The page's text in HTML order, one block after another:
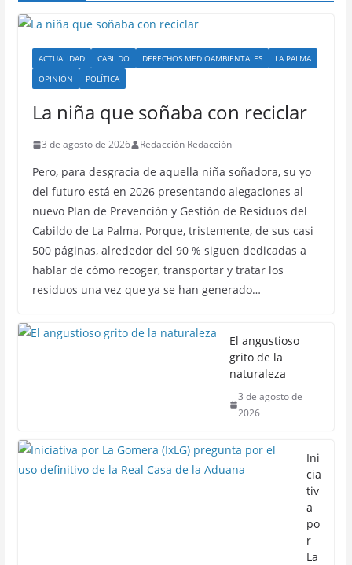
ACTUALIDAD CABILDO DERECHOS MEDIOAMBIENTALES
LA PALMA
OPINIÓN
POLÍTICA
La niña que soñaba con reciclar
3 de agosto de 2026 Redacción Redacción
Pero, para desgracia de aquella niña soñadora, su yo
del futuro está en 2026 presentando alegaciones al
nuevo Plan de Prevención y Gestión de Residuos del
Cabildo de La Palma. Porque, tristemente, de sus casi
500 páginas, alrededor del 90 % siguen dedicadas a
hablar de cómo recoger, transportar y tratar los
residuos una vez que ya se han generado…
El angustioso
grito de la
naturaleza
3 de agosto de
2026
Ini
cia
tiv
a
po
r
La